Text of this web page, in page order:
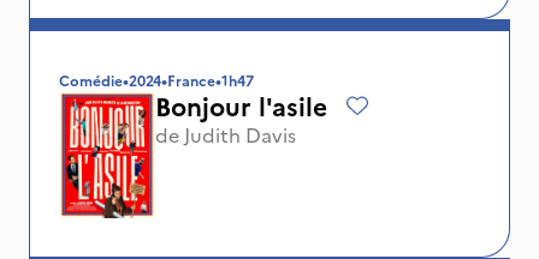
Comédie•2024•France•1h47
Bonjour l'asile
de Judith Davis